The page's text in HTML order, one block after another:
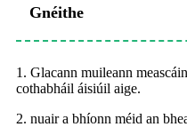
Gnéithe
1. Glacann muileann
cothabháil áisiúil aige.
2. nuair a bhíonn méid an